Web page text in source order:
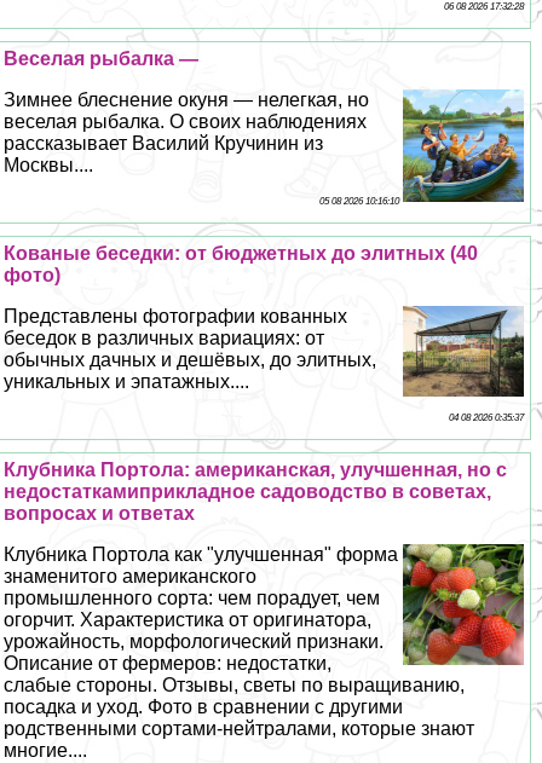
06 08 2026 17:32:28
Веселая рыбалка —
Зимнее блеснение окуня — нелегкая, но
веселая рыбалка. О своих наблюдениях
рассказывает Василий Кручинин из
Москвы....
05 08 2026 10:16:10
Кованые беседки: от бюджетных до элитных (40
фото)
Представлены фотографии кованных
беседок в различных вариациях: от
обычных дачных и дешёвых, до элитных,
уникальных и эпатажных....
04 08 2026 0:35:37
Клубника Портола: американская, улучшенная, но с
недостаткамиприкладное садоводство в советах,
вопросах и ответах
Клубника Портола как "улучшенная" форма
знаменитого американского
промышленного сорта: чем порадует, чем
огорчит. Хаpaктеристика от оригинатора,
урожайность, морфологический признаки.
Описание от фермеров: недостатки,
слабые стороны. Отзывы, светы по выращиванию,
посадка и уход. Фото в сравнении с другими
родственными сортами-нейтралами, которые знают
многие....